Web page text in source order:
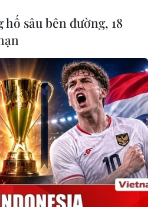
sâu bên đường, 18